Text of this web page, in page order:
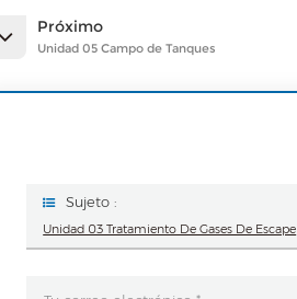
Próximo
Unidad 05 Campo de Tanques
Sujeto :
Unidad 03 Tratamiento De Gases De Escape